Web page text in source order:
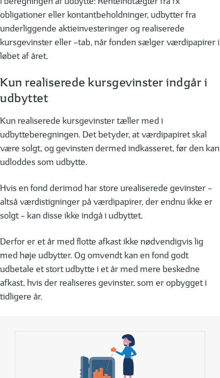
obligationer eller kontantbeholdninger, udbytter fra
underliggende aktieinvesteringer og realiserede
kursgevinster eller –tab, når fonden sælger værdipapirer i
løbet af året.
Kun realiserede kursgevinster indgår i
udbyttet
Kun realiserede kursgevinster tæller med i
udbytteberegningen. Det betyder, at værdipapiret skal
være solgt, og gevinsten dermed indkasseret, før den kan
udloddes som udbytte.
Hvis en fond derimod har store urealiserede gevinster –
altså værdistigninger på værdipapirer, der endnu ikke er
solgt – kan disse ikke indgå i udbyttet.
Derfor er et år med flotte afkast ikke nødvendigvis lig
med høje udbytter. Og omvendt kan en fond godt
udbetale et stort udbytte i et år med mere beskedne
afkast, hvis der realiseres gevinster, som er opbygget i
tidligere år.